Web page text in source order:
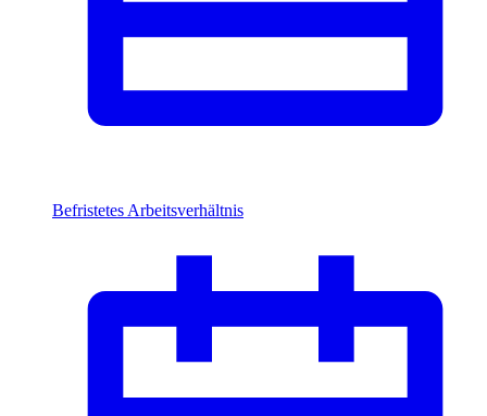
Befristetes Arbeitsverhältnis